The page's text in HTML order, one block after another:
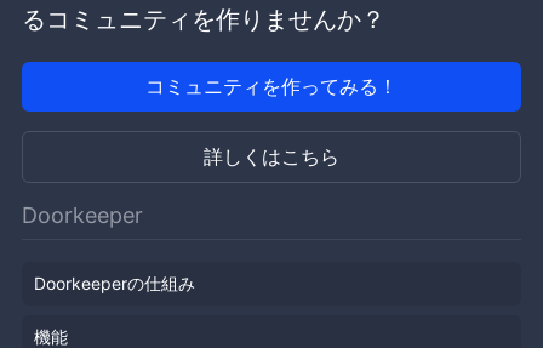
るコミュニティを作りませんか？
コミュニティを作ってみる！
詳しくはこちら
Doorkeeper
Doorkeeperの仕組み
機能